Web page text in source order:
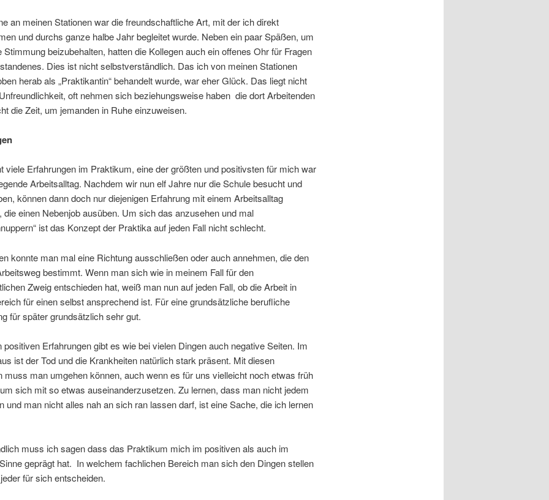
an meinen Stationen war die freundschaftliche Art, mit der ich direkt
und durchs ganze halbe Jahr begleitet wurde. Neben ein paar Späßen, um
Stimmung beizubehalten, hatten die Kollegen auch ein offenes Ohr für Fragen
Dies ist nicht selbstverständlich. Das ich von meinen Stationen
herab als „Praktikantin“ behandelt wurde, war eher Glück. Das liegt nicht
oft nehmen sich beziehungsweise haben die dort Arbeitenden
die Zeit, um jemanden in Ruhe einzuweisen.
viele Erfahrungen im Praktikum, eine der größten und positivsten für mich war
Arbeitsalltag. Nachdem wir nun elf Jahre nur die Schule besucht und
können dann doch nur diejenigen Erfahrung mit einem Arbeitsalltag
die einen Nebenjob ausüben. Um sich das anzusehen und mal
ist das Konzept der Praktika auf jeden Fall nicht schlecht.
konnte man mal eine Richtung ausschließen oder auch annehmen, die den
bestimmt. Wenn man sich wie in meinem Fall für den
Zweig entschieden hat, weiß man nun auf jeden Fall, ob die Arbeit in
für einen selbst ansprechend ist. Für eine grundsätzliche berufliche
für später grundsätzlich sehr gut.
positiven Erfahrungen gibt es wie bei vielen Dingen auch negative Seiten. Im
ist der Tod und die Krankheiten natürlich stark präsent. Mit diesen
muss man umgehen können, auch wenn es für uns vielleicht noch etwas früh
sich mit so etwas auseinanderzusetzen. Zu lernen, dass man nicht jedem
und man nicht alles nah an sich ran lassen darf, ist eine Sache, die ich lernen
muss ich sagen dass das Praktikum mich im positiven als auch im
geprägt hat. In welchem fachlichen Bereich man sich den Dingen stellen
für sich entscheiden.